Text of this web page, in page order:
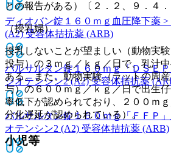
ディオバン錠１６０ｍｇ 血圧降下薬
(A2) 受容体拮抗薬 (ARB)
バルサルタン錠１６０ｍｇ「ＤＳＥ
ジオテンシン2 (A2) 受容体拮抗薬
バルサルタン錠１６０ｍｇ「ＦＦＰ」
オテンシン2 (A2) 受容体拮抗薬 (ARB)
との報告がある）〔２．２、９．４．
（授乳婦）
授乳しないことが望ましい（動物実
投与）の３ｍｇ／ｋｇ／日で、乳汁
ある。また、動物実験（ラットの周
与）の６００ｍｇ／ｋｇ／日で出生
率低下が認められており、２００ｍ
分化遅延が認められている）。
小児等